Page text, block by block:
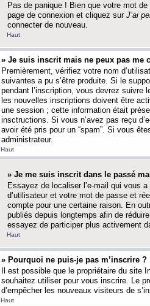
Pas de panique ! Bien que votre mot
page de connexion et cliquez sur J’ai
connecter de nouveau.
Haut
» Je suis inscrit mais ne peux pas me
Premièrement, vérifiez votre nom
suivantes a pu s’être produite. Si le
pendant l’inscription, vous devrez suivre
les nouvelles inscriptions doivent être
une session ; cette information était
insctructions. Si vous n’avez pas reçu
avoir été pris pour un “spam”. Si vous
administrateur.
Haut
» Je me suis inscrit dans le passé
Essayez de localiser l’e-mail qui vous
d’utilisateur et votre mot de passe et
compte pour une certaine raison. En
publiés depuis longtemps afin de
essayez de participer plus activement
Haut
» Pourquoi ne puis-je pas m’inscrire ?
Il est possible que le propriétaire du site
souhaitez utiliser pour vous inscrire. Le
d’empêcher les nouveaux visiteurs de
Haut